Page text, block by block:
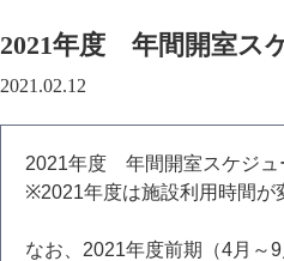
2021年度 年間開室ス
2021.02.12
2021年度 年間開室スケジュ
※2021年度は施設利用時間が
なお、2021年度前期（4月～